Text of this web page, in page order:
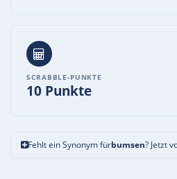
SCRABBLE-PUNKTE
10 Punkte
Fehlt ein Synonym fürbumsen? Jetzt